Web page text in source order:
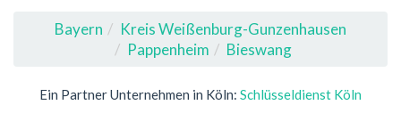
Bayern
Kreis Weißenburg-Gunzenhausen
Pappenheim
Bieswang
Ein Partner Unternehmen in Köln: Schlüsseldienst Köln